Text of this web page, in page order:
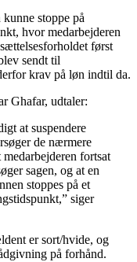
stoppe på
hvor medarbejderen
først
sendt til
krav på løn indtil da.
Ghafar, udtaler:
at suspendere
de nærmere
fortsat
sagen, og at en
stoppes på et
siger
er sort/hvide, og
på forhånd.